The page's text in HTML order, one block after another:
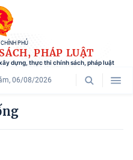
PHỦ
PHÁP LUẬT
dựng, thực thi chính sách, pháp luật
06/08/2026